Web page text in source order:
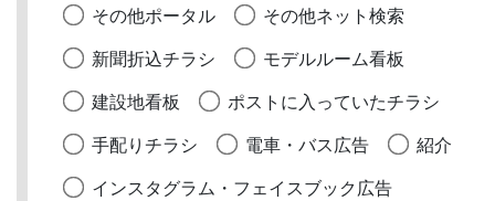
その他ポータル
その他ネット検索
新聞折込チラシ
モデルルーム看板
建設地看板
ポストに入っていたチラシ
手配りチラシ
電車・バス広告
紹介
インスタグラム・フェイスブック広告